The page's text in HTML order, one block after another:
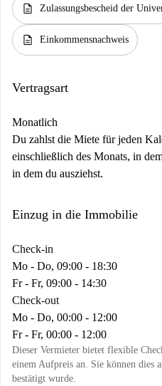
description Zulassungsbescheid der
description Einkommensnachweis
Vertragsart
Monatlich
Du zahlst die Miete für jeden
einschließlich des Monats, in
in dem du ausziehst.
Einzug in die Immobilie
Check-in
Mo - Do, 09:00 - 18:30
Fr - Fr, 09:00 - 14:30
Check-out
Mo - Do, 00:00 - 12:00
Fr - Fr, 00:00 - 12:00
Dieser Vermieter bietet flexible
einem Aufpreis an. Sie können dies
bestätigt wurde.